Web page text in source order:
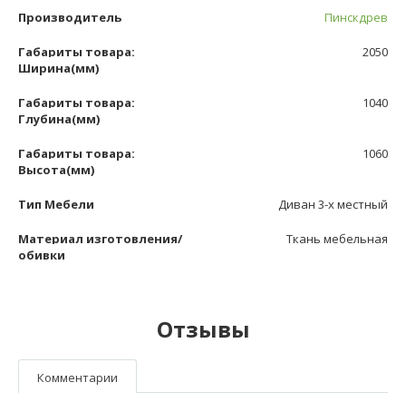
Производитель Пинскдрев
Габариты товара:
Ширина(мм)
2050
Габариты товара:
Глубина(мм)
1040
Габариты товара:
Высота(мм)
1060
Тип Мебели Диван 3-х местный
Материал изготовления/
обивки
Ткань мебельная
Отзывы
Комментарии